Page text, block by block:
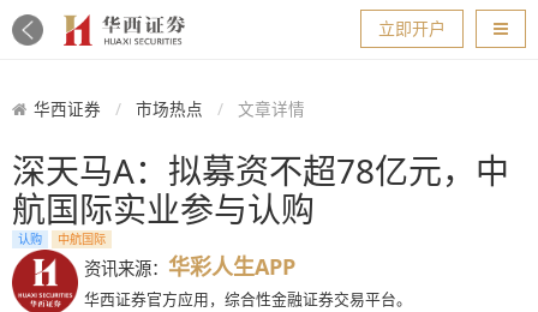
导航
立即开户
华西证券 市场热点 文章详情
深天马A：拟募资不超78亿元，中
航国际实业参与认购
认购 中航国际
资讯来源： 华彩人生APP
华西证券官方应用，综合性金融证券交易平台。